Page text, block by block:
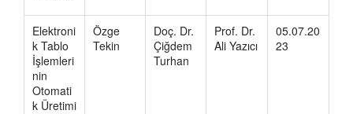
Elektroni
k Tablo
İşlemleri
nin
Otomati
k Üretimi
Özge
Tekin
Doç. Dr.
Çiğdem
Turhan
Prof. Dr.
Ali Yazıcı
05.07.20
23